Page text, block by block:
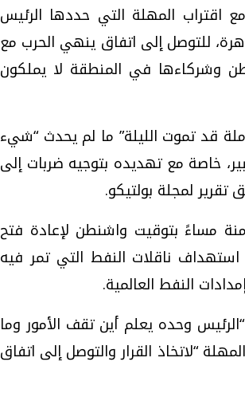
اقتراب المهلة التي حددها الرئيس
للتوصل إلى اتفاق ينهي الحرب مع
وشركاءها في المنطقة لا يملكون
قد تموت الليلة” ما لم يحدث “شيء
خاصة مع تهديده بتوجيه ضربات إلى
لمجلة بولتيكو.
مساءً بتوقيت واشنطن لإعادة فتح
ناقلات النفط التي تمر فيه
وحده يعلم أين تقف الأمور وما
“لاتخاذ القرار والتوصل إلى اتفاق
وإجابات
السبت، 01 اغسطس 2026 10:25 ص